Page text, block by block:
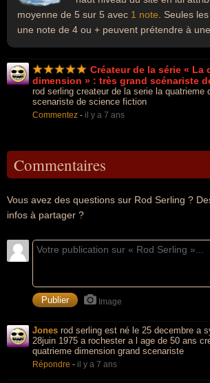
moyenne de 5 sur 5 avec 1 note . Seules
une note de 4 ou + peuvent prétendre à
Créateur de la série « La
dimension » : très grand scénariste
rod serling createur de la serie la quatrieme
scenariste de science fiction
Commentez - il y a 7 ans
Commentaires
Vous avez des questions sur Rod Serling ?
infos à partager ?
Image
Jones rod serling est né le 25 decembre a
28juin 1975 a rochester a l age de 50 ans
quatrieme dimension grand scenariste
Répondre - il y a 7 ans